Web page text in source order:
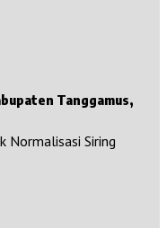
Tanggamus,